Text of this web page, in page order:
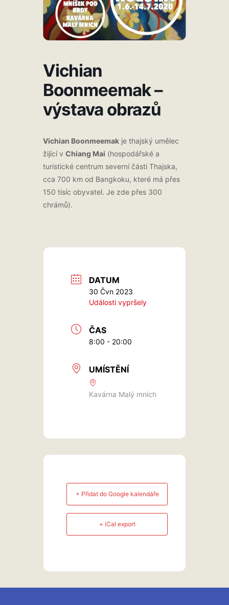
Vichian
Boonmeemak –
výstava obrazů
Vichian Boonmeemak je thajský umělec
žijící v Chiang Mai (hospodářské a
turistické centrum severní části Thajska,
cca 700 km od Bangkoku, které má přes
150 tisíc obyvatel. Je zde přes 300
chrámů).
DATUM
30 Čvn 2023
Události vypršely
ČAS
8:00 - 20:00
UMÍSTĚNÍ
Kavárna Malý mnich
+ Přidat do Google kalendáře
+ iCal export